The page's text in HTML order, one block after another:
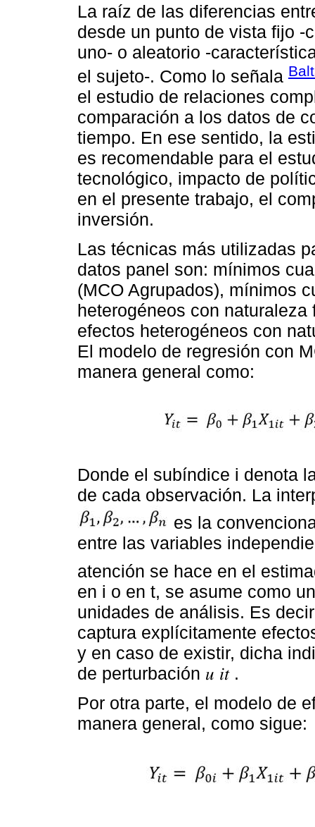
La raíz de las diferencias
desde un punto de vista fijo
uno- o aleatorio -
el sujeto-. Como lo señala
el estudio de relaciones
comparación a los datos de
tiempo. En ese sentido, la
es recomendable para el
tecnológico, impacto de
en el presente trabajo, el
inversión.
Las técnicas más utilizadas
datos panel son: mínimos
(MCO Agrupados), mínimos
heterogéneos con
efectos heterogéneos con
El modelo de regresión con
manera general como:
Donde el subíndice i denota
de cada observación. La
es la
entre las variables
atención se hace en el
en i o en t, se asume como
unidades de análisis. Es
captura explícitamente
y en caso de existir, dicha
de perturbación 𝑢 𝑖𝑡 .
Por otra parte, el modelo de
manera general, como sigue: